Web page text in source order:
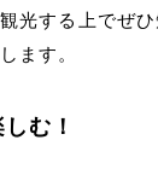
光する上でぜ
ます。
む！